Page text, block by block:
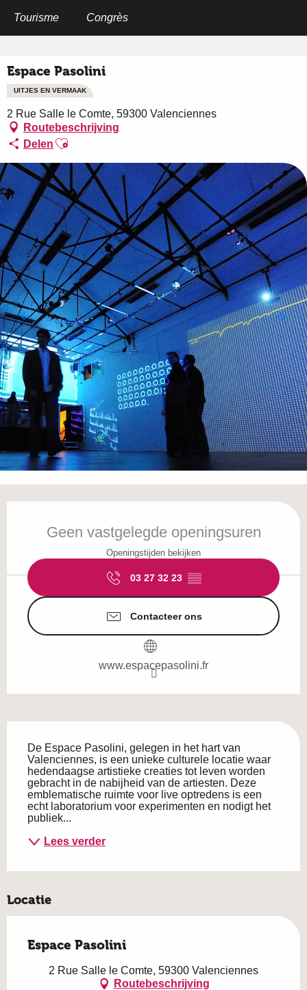
Tourisme Congrès
Espace Pasolini
UITJES EN VERMAAK
2 Rue Salle le Comte, 59300 Valenciennes
Routebeschrijving
Delen Ajouter aux favoris
Geen vastgelegde openingsuren
Openingstijden bekijken
03 27 32 23 ▒▒
Contacteer ons
www.espacepasolini.fr
De Espace Pasolini, gelegen in het hart van
Valenciennes, is een unieke culturele locatie waar
hedendaagse artistieke creaties tot leven worden
gebracht in de nabijheid van de artiesten. Deze
emblematische ruimte voor live optredens is een
echt laboratorium voor experimenten en nodigt het
publiek...
Lees verder
Locatie
Espace Pasolini
2 Rue Salle le Comte, 59300 Valenciennes
Routebeschrijving